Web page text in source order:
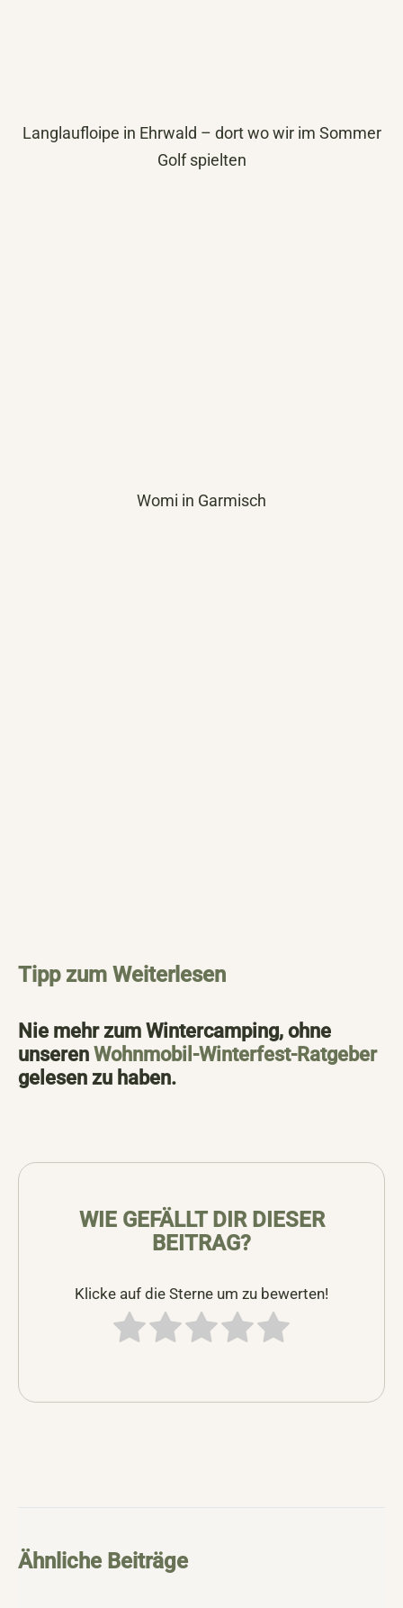
Langlaufloipe in Ehrwald – dort wo wir im Sommer
Golf spielten
Womi in Garmisch
Tipp zum Weiterlesen
Nie mehr zum Wintercamping, ohne
unseren Wohnmobil-Winterfest-Ratgeber
gelesen zu haben.
WIE GEFÄLLT DIR DIESER
BEITRAG?
Klicke auf die Sterne um zu bewerten!
Ähnliche Beiträge